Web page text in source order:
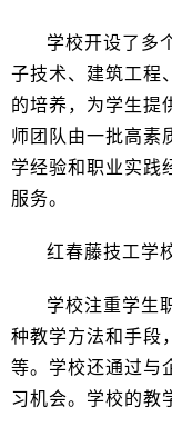
学校开设了多
子技术、建筑工程
的培养，为学生提
师团队由一批高素
学经验和职业实践
服务。
红春藤技工学
学校注重学生
种教学方法和手段
等。学校还通过与
习机会。学校的教